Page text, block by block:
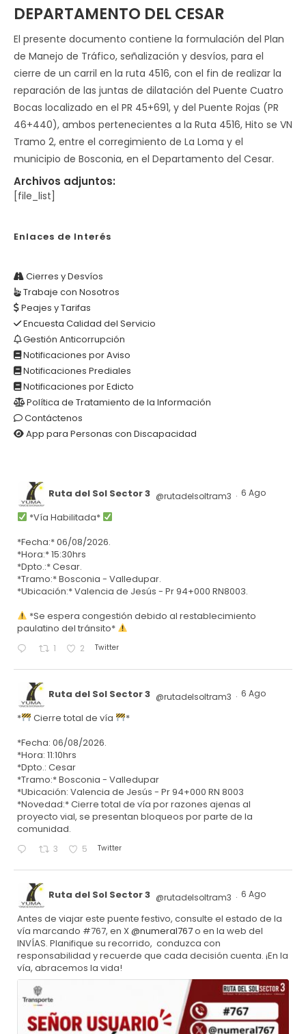
DEPARTAMENTO DEL CESAR
El presente documento contiene la formulación del Plan
de Manejo de Tráfico, señalización y desvíos, para el
cierre de un carril en la ruta 4516, con el fin de realizar la
reparación de las juntas de dilatación del Puente Cuatro
Bocas localizado en el PR 45+691, y del Puente Rojas (PR
46+440), ambos pertenecientes a la Ruta 4516, Hito se VN
Tramo 2, entre el corregimiento de La Loma y el
municipio de Bosconia, en el Departamento del Cesar.
Archivos adjuntos:
[file_list]
Enlaces de Interés
Cierres y Desvíos
Trabaje con Nosotros
Peajes y Tarifas
Encuesta Calidad del Servicio
Gestión Anticorrupción
Notificaciones por Aviso
Notificaciones Prediales
Notificaciones por Edicto
Política de Tratamiento de la Información
Contáctenos
App para Personas con Discapacidad
Ruta del Sol Sector 3 @rutadelsoltram3 · 6 Ago
*Vía Habilitada*
*Fecha:* 06/08/2026.
*Hora:* 15:30hrs
*Dpto.:* Cesar.
*Tramo:* Bosconia - Valledupar.
*Ubicación:* Valencia de Jesús - Pr 94+000 RN8003.
*Se espera congestión debido al restablecimiento
paulatino del tránsito*
1 2 Twitter
Ruta del Sol Sector 3 @rutadelsoltram3 · 6 Ago
* Cierre total de vía
*
*Fecha: 06/08/2026.
*Hora: 11:10hrs
*Dpto.: Cesar
*Tramo:* Bosconia - Valledupar
*Ubicación: Valencia de Jesús - Pr 94+000 RN 8003
*Novedad:* Cierre total de vía por razones ajenas al
proyecto vial, se presentan bloqueos por parte de la
comunidad.
3 5 Twitter
Ruta del Sol Sector 3 @rutadelsoltram3 · 6 Ago
Antes de viajar este puente festivo, consulte el estado de la
vía marcando #767, en X@numeral767o en la web del
INVÍAS. Planifique su recorrido, conduzca con
responsabilidad y recuerde que cada decisión cuenta. ¡En la
vía, abracemos la vida!